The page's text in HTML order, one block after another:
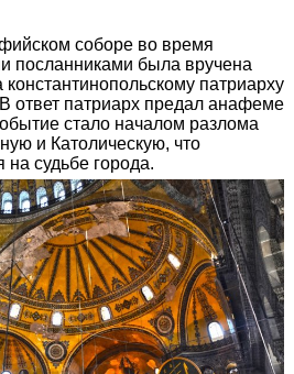
соборе во время
посланниками была вручена
константинопольскому патриарху
ответ патриарх предал анафеме
стало началом разлома
и Католическую, что
на судьбе города.